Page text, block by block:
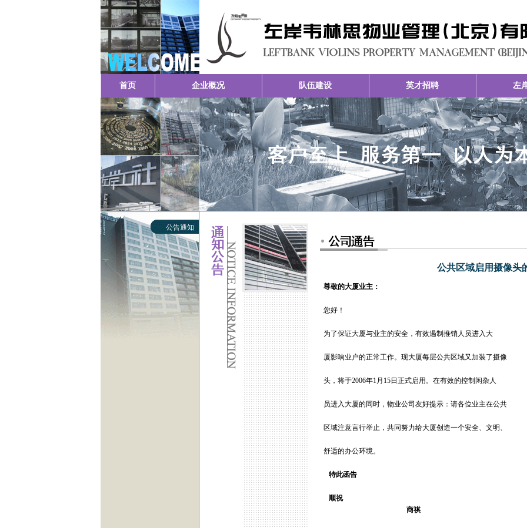
首页 企业概况 队伍建设 英才招聘 左
公告通知
公共区域启用摄像头
尊敬的大厦业主：
您好！
为了保证大厦与业主的安全，有效遏制推销人员进入大
厦影响业户的正常工作。现大厦每层公共区域又加装了摄像
头，将于2006年1月15日正式启用。在有效的控制闲杂人
员进入大厦的同时，物业公司友好提示：请各位业主在公共
区域注意言行举止，共同努力给大厦创造一个安全、文明、
舒适的办公环境。
特此函告
顺祝
商祺